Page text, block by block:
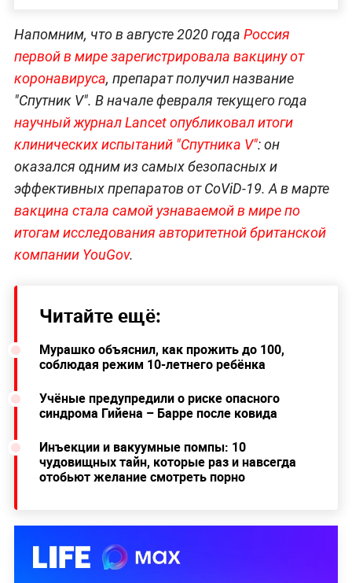
Напомним, что в августе 2020 года Россия
первой в мире зарегистрировала вакцину от
коронавируса, препарат получил название
"Спутник V". В начале февраля текущего года
научный журнал Lancet опубликовал итоги
клинических испытаний "Спутника V": он
оказался одним из самых безопасных и
эффективных препаратов от CoViD-19. А в марте
вакцина стала самой узнаваемой в мире по
итогам исследования авторитетной британской
компании YouGov.
Читайте ещё:
Мурашко объяснил, как прожить до 100,
соблюдая режим 10-летнего ребёнка
Учёные предупредили о риске опасного
синдрома Гийена – Барре после ковида
Инъекции и вакуумные помпы: 10
чудовищных тайн, которые раз и навсегда
отобьют желание смотреть порно